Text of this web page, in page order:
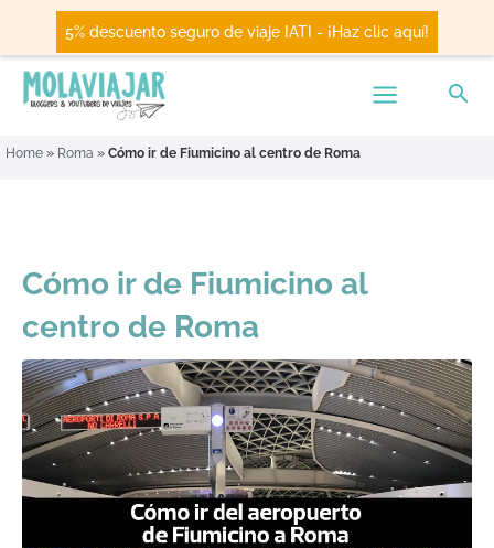
5% descuento seguro de viaje IATI - ¡Haz clic aquí!
Home » Roma » Cómo ir de Fiumicino al centro de Roma
Cómo ir de Fiumicino al
centro de Roma